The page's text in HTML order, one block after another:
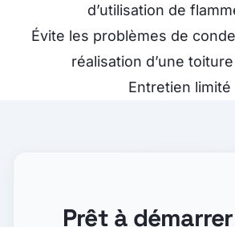
d’utilisation de
Évite les problèmes de
réalisation d’une
Entretien limité
Prêt à